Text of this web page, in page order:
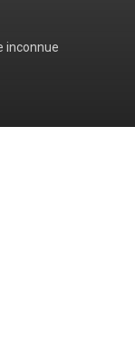
inconnue